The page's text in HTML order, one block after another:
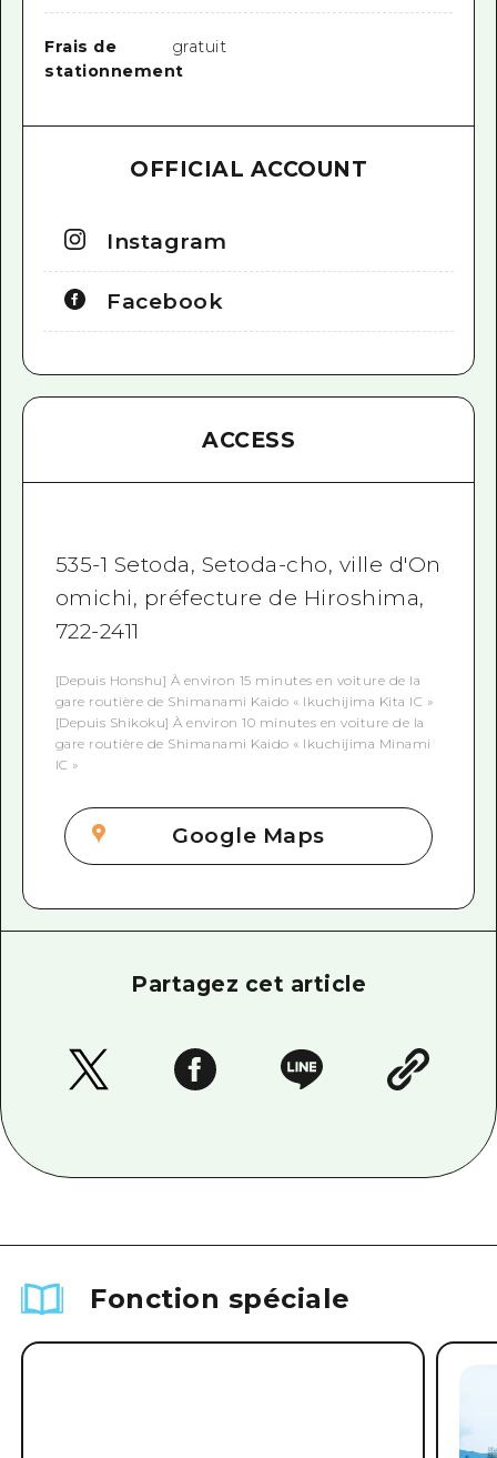
Frais de
stationnement
gratuit
OFFICIAL ACCOUNT
Instagram
Facebook
ACCESS
535-1 Setoda, Setoda-cho, ville d'On
omichi, préfecture de Hiroshima,
722-2411
[Depuis Honshu] À environ 15 minutes en voiture de la
gare routière de Shimanami Kaido « Ikuchijima Kita IC »
[Depuis Shikoku] À environ 10 minutes en voiture de la
gare routière de Shimanami Kaido « Ikuchijima Minami
IC »
Google Maps
Partagez cet article
Fonction spéciale